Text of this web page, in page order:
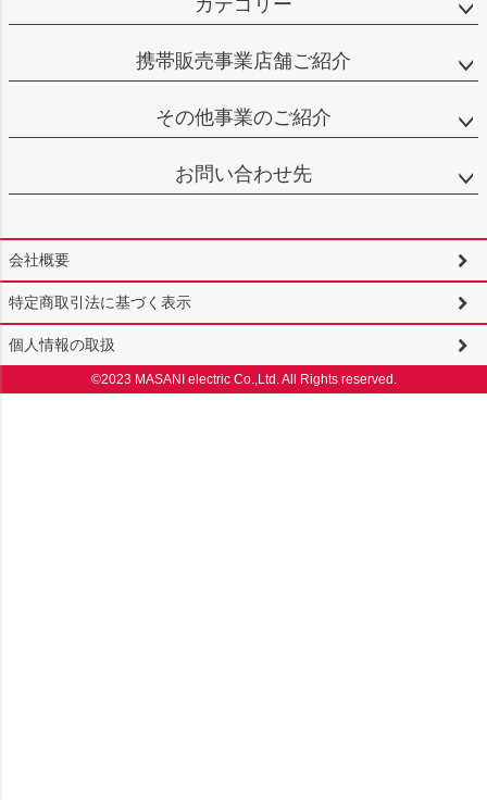
カテゴリー
携帯販売事業店舗ご紹介
その他事業のご紹介
お問い合わせ先
会社概要
特定商取引法に基づく表示
個人情報の取扱
©2023 MASANI electric Co.,Ltd. All Rights reserved.